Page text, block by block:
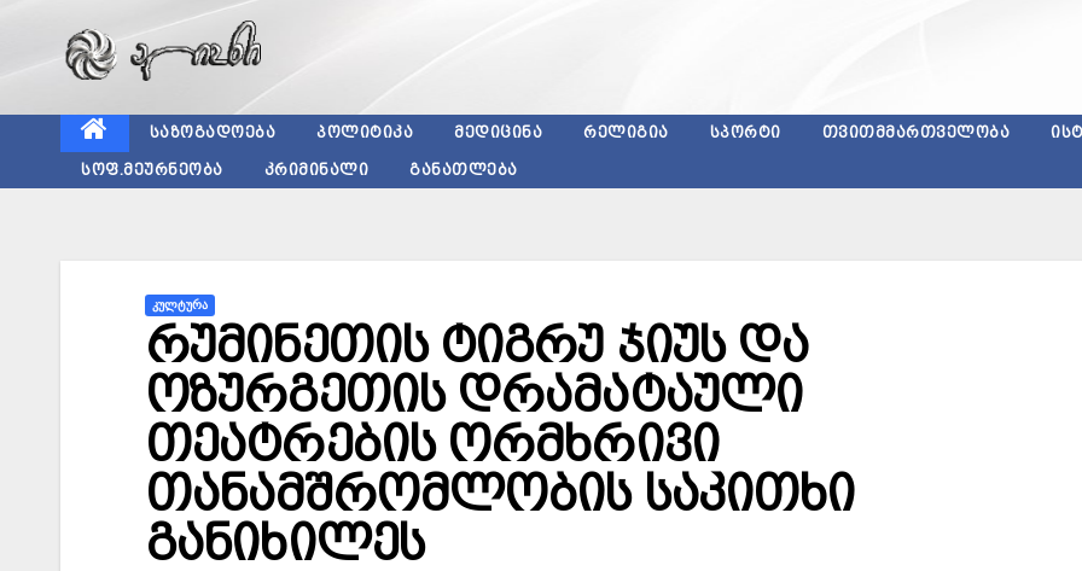
ᲡᲐᲖᲝᲒᲐᲓᲝᲔᲑᲐ ᲞᲝᲚᲘᲢᲘᲙᲐ ᲛᲔᲓᲘᲪᲘᲜᲐ ᲠᲔᲚᲘᲒᲘᲐ ᲡᲞᲝᲠᲢᲘ ᲗᲕᲘᲗᲛᲛᲐᲠᲗᲕᲔᲚᲝᲑᲐ
ᲡᲝᲤ.ᲛᲔᲣᲠᲜᲔᲝᲑᲐ ᲙᲠᲘᲛᲘᲜᲐᲚᲘ ᲒᲐᲜᲐᲗᲚᲔᲑᲐ
ᲙᲣᲚᲢᲣᲠᲐ
რუმინეთის ტიგრუ ჯიუს და
ოზურგეთის დრამატაული
თეატრების ორმხრივი
თანამშრომლობის საკითხი
განიხილეს